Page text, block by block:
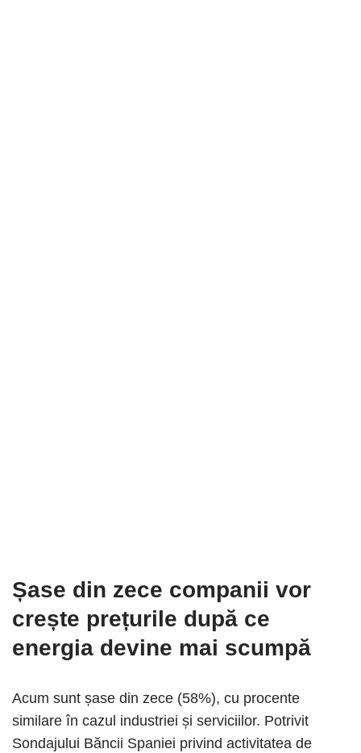
Șase din zece companii vor
crește prețurile după ce
energia devine mai scumpă
Acum sunt șase din zece (58%), cu procente
similare în cazul industriei și serviciilor. Potrivit
Sondajului Băncii Spaniei privind activitatea de